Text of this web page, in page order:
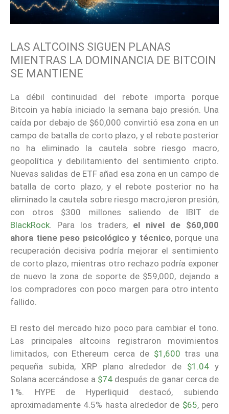
LAS ALTCOINS SIGUEN PLANAS
MIENTRAS LA DOMINANCIA DE BITCOIN
SE MANTIENE
La débil continuidad del rebote importa porque
Bitcoin ya había iniciado la semana bajo presión. Una
caída por debajo de $60,000 convirtió esa zona en un
campo de batalla de corto plazo, y el rebote posterior
no ha eliminado la cautela sobre riesgo macro,
geopolítica y debilitamiento del sentimiento cripto.
Nuevas salidas de ETF añad esa zona en un campo de
batalla de corto plazo, y el rebote posterior no ha
eliminado la cautela sobre riesgo macro,ieron presión,
con otros $300 millones saliendo de IBIT de
BlackRock. Para los traders, el nivel de $60,000
ahora tiene peso psicológico y técnico, porque una
recuperación decisiva podría mejorar el sentimiento
de corto plazo, mientras otro rechazo podría exponer
de nuevo la zona de soporte de $59,000, dejando a
los compradores con poco margen para otro intento
fallido.
El resto del mercado hizo poco para cambiar el tono.
Las principales altcoins registraron movimientos
limitados, con Ethereum cerca de $1,600 tras una
pequeña subida, XRP plano alrededor de $1.04 y
Solana acercándose a $74después de ganar cerca de
1%. HYPE de Hyperliquid destacó, subiendo
aproximadamente 4.5% hasta alrededor de $65, pero